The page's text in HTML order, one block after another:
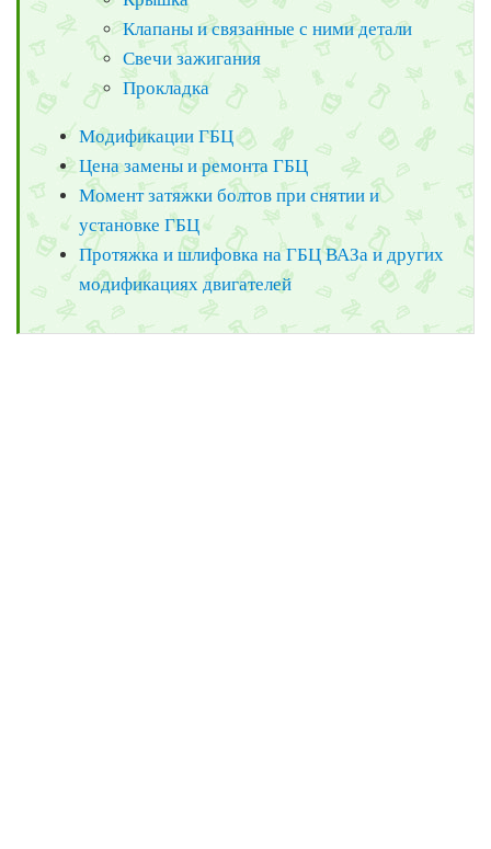
Клапаны и связанные с ними детали
Свечи зажигания
Прокладка
Модификации ГБЦ
Цена замены и ремонта ГБЦ
Момент затяжки болтов при снятии и
установке ГБЦ
Протяжка и шлифовка на ГБЦ ВАЗа и других
модификациях двигателей